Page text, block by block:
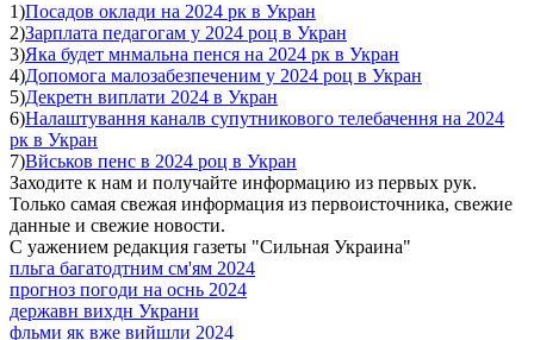
1)Посадов оклади на 2024 рк в Укран
2)Зарплата педагогам у 2024 роц в Укран
3)Яка будет мнмальна пенся на 2024 рк в Укран
4)Допомога малозабезпеченим у 2024 роц в Укран
5)Декретн виплати 2024 в Укран
6)Налаштування каналв супутникового телебачення на 2024
рк в Укран
7)Вйськов пенс в 2024 роц в Укран
Заходите к нам и получайте информацию из первых рук.
Только самая свежая информация из первоисточника, свежие
данные и свежие новости.
С уажением редакция газеты "Сильная Украина"
пльга багатодтним см'ям 2024
прогноз погоди на оснь 2024
державн вихдн Украни
фльми як вже вийшли 2024